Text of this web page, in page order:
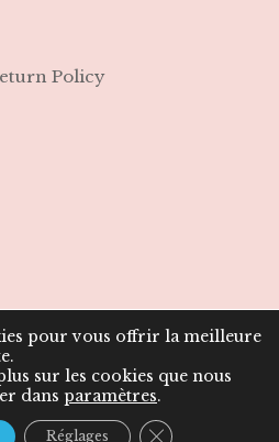
Policy
droits réservés | Entreprise
pour vous offrir la meilleure
sur les cookies que nous
dans paramètres.
Réglages Fermer la